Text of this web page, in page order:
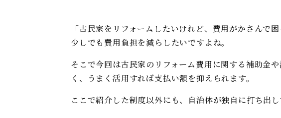
「古民家をリフォームしたいけれど、費用がかさんで
少しでも費用負担を減らしたいですよね。
そこで今回は古民家のリフォーム費用に関する補助金
く、うまく活用すれば支払い額を抑えられます。
ここで紹介した制度以外にも、自治体が独自に打ち出